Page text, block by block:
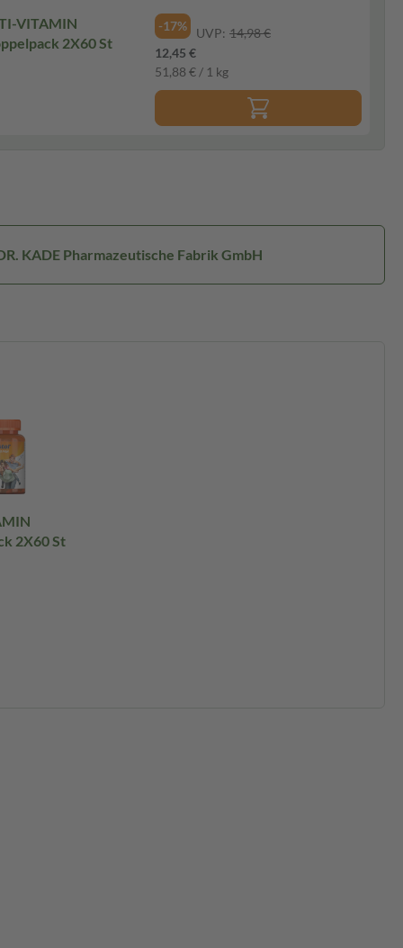
VITAMIN
2X60 St
-17% UVP: 14,98 €
12,45 €
51,88 € / 1 kg
KADE Pharmazeutische Fabrik GmbH
2X60 St